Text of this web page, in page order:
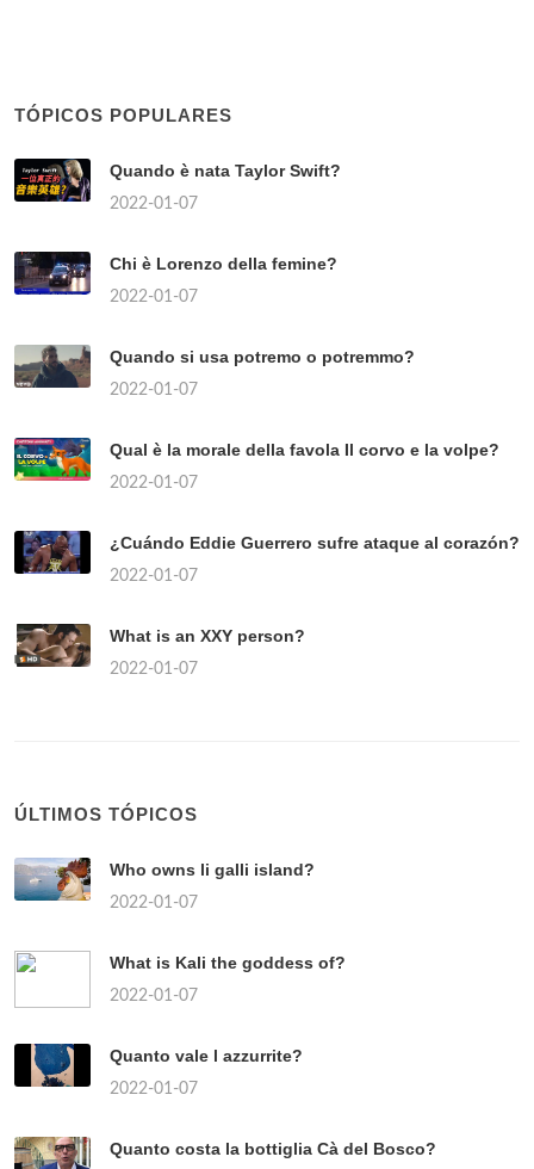
TÓPICOS POPULARES
Quando è nata Taylor Swift?
2022-01-07
Chi è Lorenzo della femine?
2022-01-07
Quando si usa potremo o potremmo?
2022-01-07
Qual è la morale della favola Il corvo e la volpe?
2022-01-07
¿Cuándo Eddie Guerrero sufre ataque al corazón?
2022-01-07
What is an XXY person?
2022-01-07
ÚLTIMOS TÓPICOS
Who owns li galli island?
2022-01-07
What is Kali the goddess of?
2022-01-07
Quanto vale l azzurrite?
2022-01-07
Quanto costa la bottiglia Cà del Bosco?